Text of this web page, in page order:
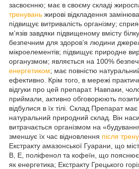
засвоєнню; має в своєму складі
тренувань жирові відкладення
підвищує витривалість організму;
м’язів завдяки підвищеному вмісту
безпечним для здоров’я людини
мікроелементів; підвищує природне
органузмом; являється на 100%
енергетиком; має повністю
ефективно. Крім того, в мережі
відгуки про цей препарат. Навпаки,
приймали, активно обговорюють
відбулися в їх тілі. Склад Препарат
натуральний природний склад. Він
витрачається організмом на
зменшує їх час відновлення після
Екстракту амазонської Гуарани, що
B, Е, поліфенол та кофеїн, що пояснює
як енергетика; Екстракту Грецького